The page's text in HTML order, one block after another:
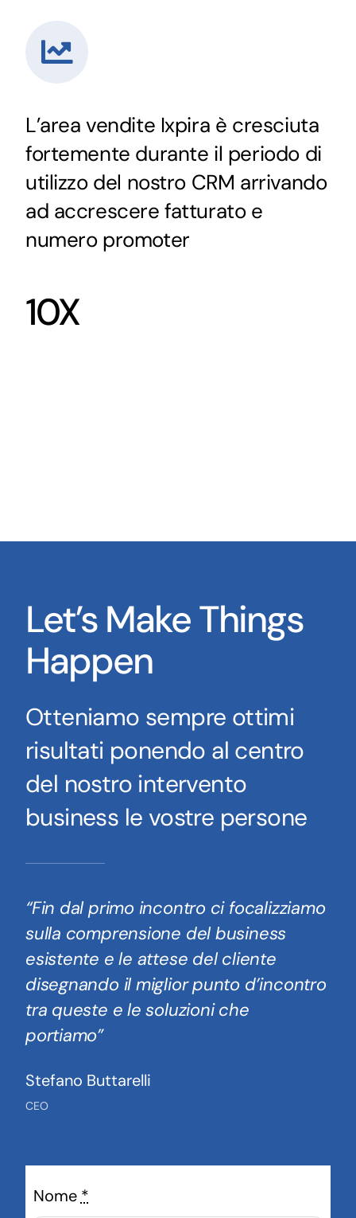
L’area vendite Ixpira è cresciuta
fortemente durante il periodo di
utilizzo del nostro CRM arrivando
ad accrescere fatturato e
numero promoter
10X
Let’s Make Things
Happen
Otteniamo sempre ottimi
risultati ponendo al centro
del nostro intervento
business le vostre persone
“Fin dal primo incontro ci focalizziamo
sulla comprensione del business
esistente e le attese del cliente
disegnando il miglior punto d’incontro
tra queste e le soluzioni che
portiamo”
Stefano Buttarelli
CEO
Nome *